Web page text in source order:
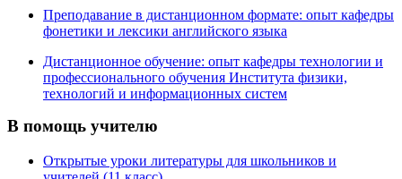
Преподавание в дистанционном формате: опыт кафедры
фонетики и лексики английского языка
Дистанционное обучение: опыт кафедры технологии и
профессионального обучения Института физики,
технологий и информационных систем
В помощь учителю
Открытые уроки литературы для школьников и